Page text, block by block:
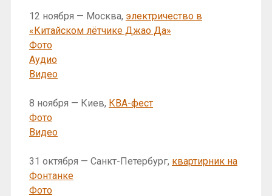
12 ноября — Москва, электричество в
«Китайском лётчике Джао Да»
Фото
Аудио
Видео
8 ноября — Киев, КВА-фест
Фото
Видео
31 октября — Санкт-Петербург, квартирник на
Фонтанке
Фото